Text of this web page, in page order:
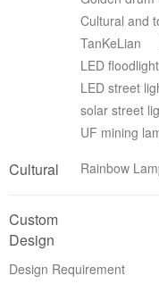
Cultural and
TanKeLian
LED
LED street
solar street
UF mining
Cultural Rainbow
Custom
Design
Design Requirement